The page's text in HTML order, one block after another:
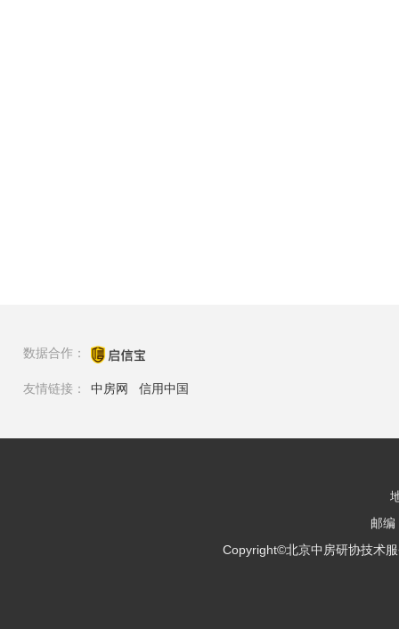
数据合作：
友情链接： 中房网 信用中国
邮
Copyright©北京中房研协技术